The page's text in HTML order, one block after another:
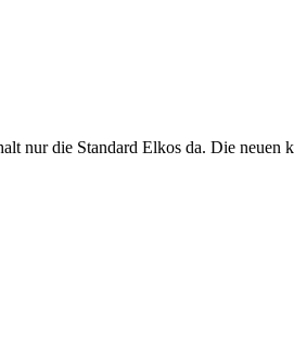
nur die Standard Elkos da. Die neuen